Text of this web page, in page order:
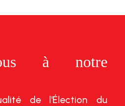
à notre
de l'Élection du